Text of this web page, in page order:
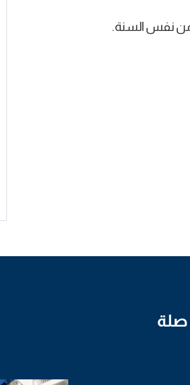
صلة